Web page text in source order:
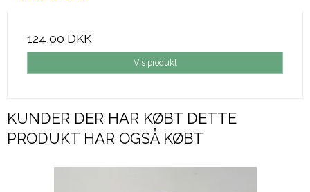
124,00 DKK
Vis produkt
KUNDER DER HAR KØBT DETTE
PRODUKT HAR OGSÅ KØBT